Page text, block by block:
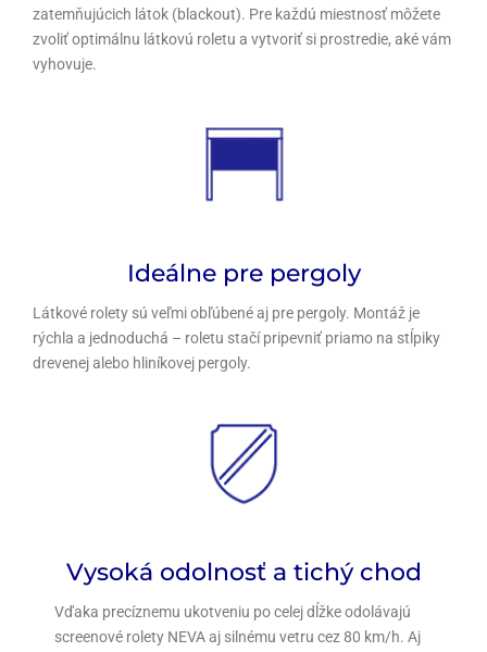
zatemňujúcich látok (blackout). Pre každú miestnosť môžete
zvoliť optimálnu látkovú roletu a vytvoriť si prostredie, aké vám
vyhovuje.
Ideálne pre pergoly
Látkové rolety sú veľmi obľúbené aj pre pergoly. Montáž je
rýchla a jednoduchá – roletu stačí pripevniť priamo na stĺpiky
drevenej alebo hliníkovej pergoly.
Vysoká odolnosť a tichý chod
Vďaka precíznemu ukotveniu po celej dĺžke odolávajú
screenové rolety NEVA aj silnému vetru cez 80 km/h. Aj